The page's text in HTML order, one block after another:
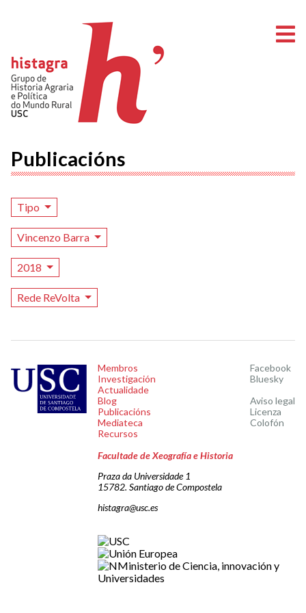
Publicacións
Tipo
Vincenzo Barra
2018
Rede ReVolta
Membros
Investigación
Actualidade
Blog
Publicacións
Mediateca
Recursos
Facebook
Bluesky
Aviso legal
Licenza
Colofón
Facultade de Xeografía e Historia
Praza da Universidade 1
15782. Santiago de Compostela
histagra@usc.es